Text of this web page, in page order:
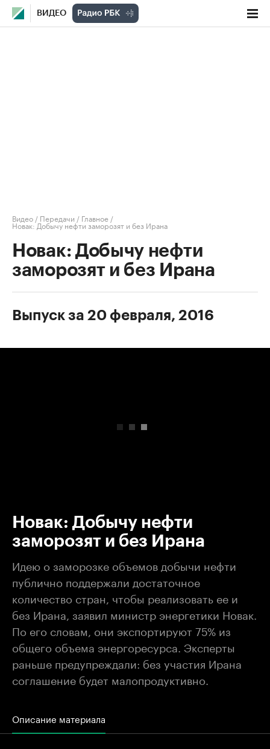
ВИДЕО
Видео / Передачи / Главное /
Новак: Добычу нефти заморозят и без Ирана
Новак: Добычу нефти
заморозят и без Ирана
Выпуск за 20 февраля, 2016
Новак: Добычу нефти
заморозят и без Ирана
Идею о заморозке объемов добычи нефти
публично поддержали достаточное
количество стран, чтобы реализовать ее и
без Ирана, заявил министр энергетики Новак.
По его словам, они экспортируют 75% из
общего объема энергоресурса. Эксперты
раньше предупреждали: без участия Ирана
соглашение будет малопродуктивно.
Описание материала